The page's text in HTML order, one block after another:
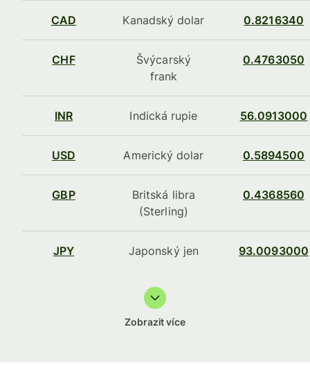
CAD Kanadský dolar 0.8216340
CHF
Švýcarský
frank
0.4763050
INR Indická rupie 56.0913000
USD Americký dolar 0.5894500
GBP
Britská libra
(Sterling)
0.4368560
JPY Japonský jen 93.0093000
Zobrazit více